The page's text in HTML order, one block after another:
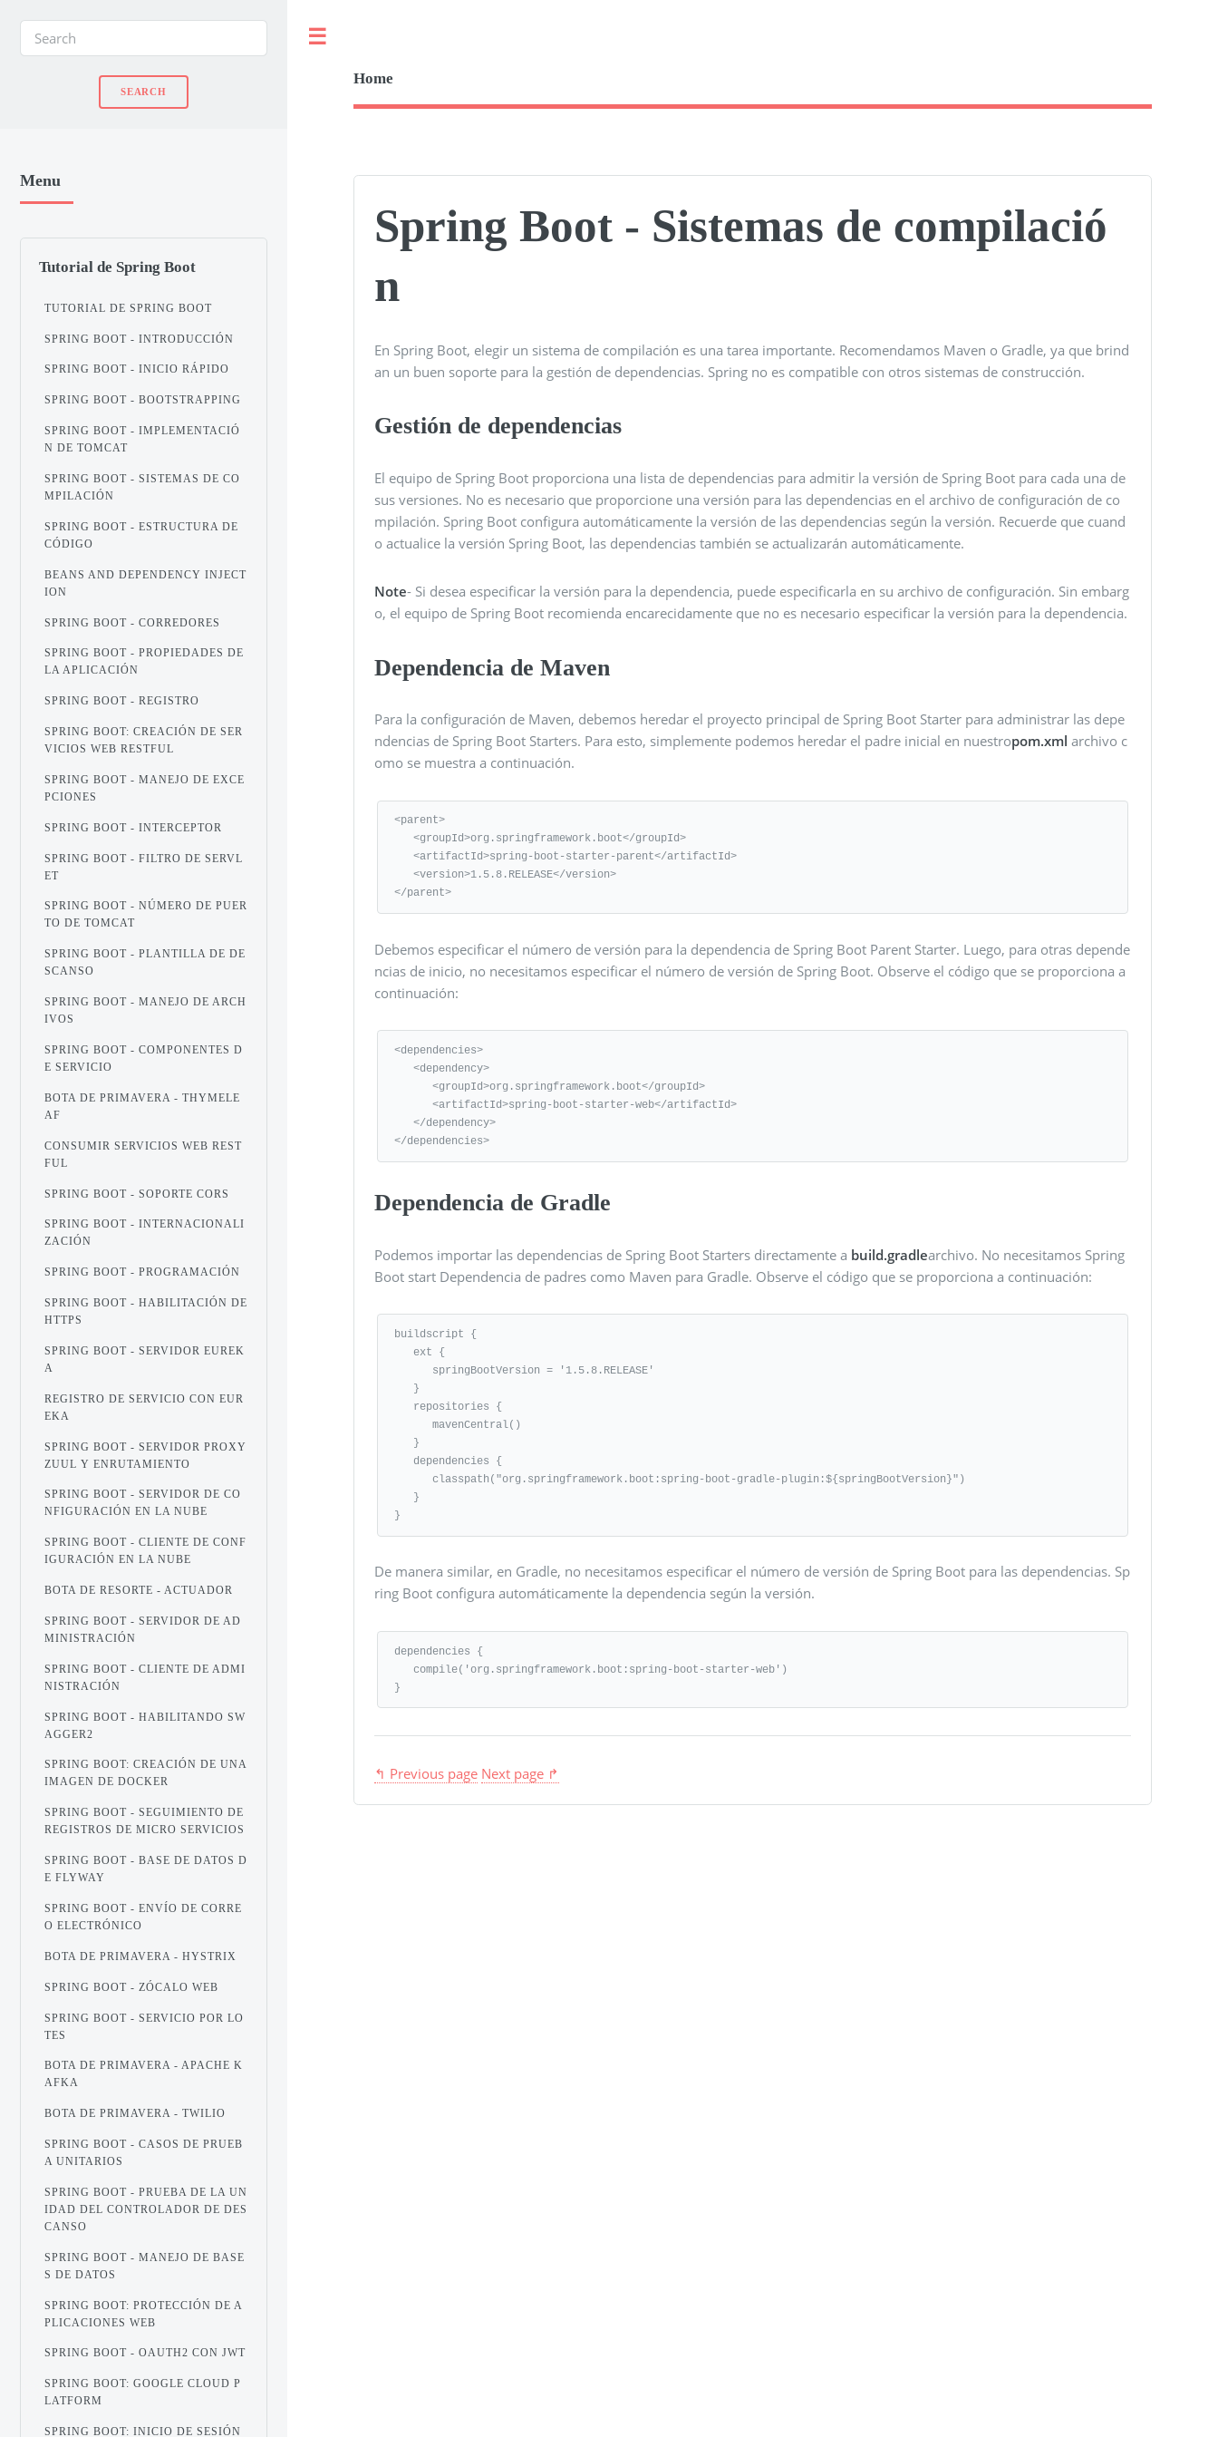
Home
Spring Boot - Sistemas de compilació
n
En Spring Boot, elegir un sistema de compilación es una tarea importante. Recomendamos Maven o Gradle, ya que brind
an un buen soporte para la gestión de dependencias. Spring no es compatible con otros sistemas de construcción.
Gestión de dependencias
El equipo de Spring Boot proporciona una lista de dependencias para admitir la versión de Spring Boot para cada una de
sus versiones. No es necesario que proporcione una versión para las dependencias en el archivo de configuración de co
mpilación. Spring Boot configura automáticamente la versión de las dependencias según la versión. Recuerde que cuand
o actualice la versión Spring Boot, las dependencias también se actualizarán automáticamente.
Note- Si desea especificar la versión para la dependencia, puede especificarla en su archivo de configuración. Sin embarg
o, el equipo de Spring Boot recomienda encarecidamente que no es necesario especificar la versión para la dependencia.
Dependencia de Maven
Para la configuración de Maven, debemos heredar el proyecto principal de Spring Boot Starter para administrar las depe
ndencias de Spring Boot Starters. Para esto, simplemente podemos heredar el padre inicial en nuestropom.xml archivo c
omo se muestra a continuación.
<parent>
</parent>
Debemos especificar el número de versión para la dependencia de Spring Boot Parent Starter. Luego, para otras depende
ncias de inicio, no necesitamos especificar el número de versión de Spring Boot. Observe el código que se proporciona a
continuación:
<dependencies>
</dependencies>
Dependencia de Gradle
Podemos importar las dependencias de Spring Boot Starters directamente a build.gradlearchivo. No necesitamos Spring
Boot start Dependencia de padres como Maven para Gradle. Observe el código que se proporciona a continuación:
buildscript {
}
De manera similar, en Gradle, no necesitamos especificar el número de versión de Spring Boot para las dependencias. Sp
ring Boot configura automáticamente la dependencia según la versión.
dependencies {
}
↰ Previous page Next page ↱
Menu
Tutorial de Spring Boot
TUTORIAL DE SPRING BOOT
SPRING BOOT - INTRODUCCIÓN
SPRING BOOT - INICIO RÁPIDO
SPRING BOOT - BOOTSTRAPPING
SPRING BOOT - IMPLEMENTACIÓ
N DE TOMCAT
SPRING BOOT - SISTEMAS DE CO
MPILACIÓN
SPRING BOOT - ESTRUCTURA DE
CÓDIGO
BEANS AND DEPENDENCY INJECT
ION
SPRING BOOT - CORREDORES
SPRING BOOT - PROPIEDADES DE
LA APLICACIÓN
SPRING BOOT - REGISTRO
SPRING BOOT: CREACIÓN DE SER
VICIOS WEB RESTFUL
SPRING BOOT - MANEJO DE EXCE
PCIONES
SPRING BOOT - INTERCEPTOR
SPRING BOOT - FILTRO DE SERVL
ET
SPRING BOOT - NÚMERO DE PUER
TO DE TOMCAT
SPRING BOOT - PLANTILLA DE DE
SCANSO
SPRING BOOT - MANEJO DE ARCH
IVOS
SPRING BOOT - COMPONENTES D
E SERVICIO
BOTA DE PRIMAVERA - THYMELE
AF
CONSUMIR SERVICIOS WEB REST
FUL
SPRING BOOT - SOPORTE CORS
SPRING BOOT - INTERNACIONALI
ZACIÓN
SPRING BOOT - PROGRAMACIÓN
SPRING BOOT - HABILITACIÓN DE
HTTPS
SPRING BOOT - SERVIDOR EUREK
A
REGISTRO DE SERVICIO CON EUR
EKA
SPRING BOOT - SERVIDOR PROXY
ZUUL Y ENRUTAMIENTO
SPRING BOOT - SERVIDOR DE CO
NFIGURACIÓN EN LA NUBE
SPRING BOOT - CLIENTE DE CONF
IGURACIÓN EN LA NUBE
BOTA DE RESORTE - ACTUADOR
SPRING BOOT - SERVIDOR DE AD
MINISTRACIÓN
SPRING BOOT - CLIENTE DE ADMI
NISTRACIÓN
SPRING BOOT - HABILITANDO SW
AGGER2
SPRING BOOT: CREACIÓN DE UNA
IMAGEN DE DOCKER
SPRING BOOT - SEGUIMIENTO DE
REGISTROS DE MICRO SERVICIOS
SPRING BOOT - BASE DE DATOS D
E FLYWAY
SPRING BOOT - ENVÍO DE CORRE
O ELECTRÓNICO
BOTA DE PRIMAVERA - HYSTRIX
SPRING BOOT - ZÓCALO WEB
SPRING BOOT - SERVICIO POR LO
TES
BOTA DE PRIMAVERA - APACHE K
AFKA
BOTA DE PRIMAVERA - TWILIO
SPRING BOOT - CASOS DE PRUEB
A UNITARIOS
SPRING BOOT - PRUEBA DE LA UN
IDAD DEL CONTROLADOR DE DES
CANSO
SPRING BOOT - MANEJO DE BASE
S DE DATOS
SPRING BOOT: PROTECCIÓN DE A
PLICACIONES WEB
SPRING BOOT - OAUTH2 CON JWT
SPRING BOOT: GOOGLE CLOUD P
LATFORM
SPRING BOOT: INICIO DE SESIÓN